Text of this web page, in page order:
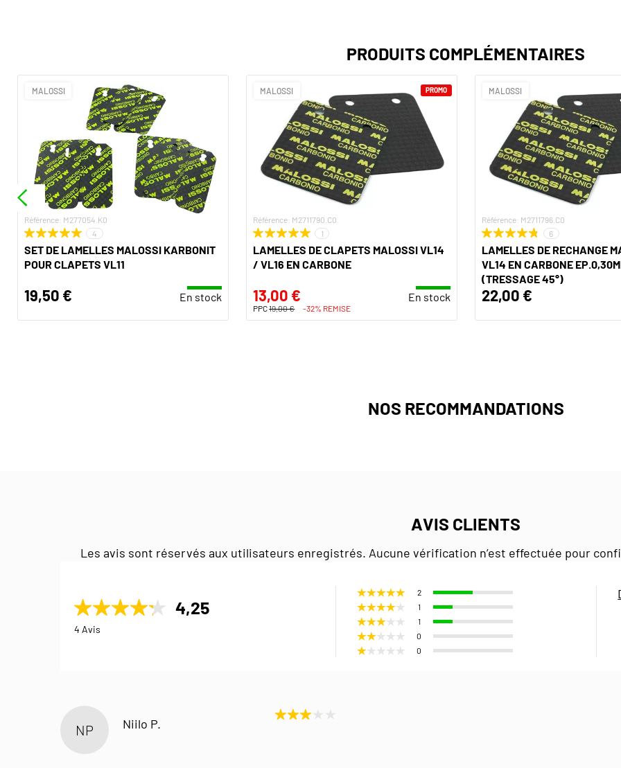
PRODUITS COMPLÉMENTAIRES
MALOSSI
Référence: M277054.K0
4
SET DE LAMELLES MALOSSI KARBONIT
POUR CLAPETS VL11
19,50 € En stock
MALOSSI
Référence: M2711790.C0
1
LAMELLES DE CLAPETS MALOSSI VL14
/ VL16 EN CARBONE
13,00 € En stock
PPC19,00 € -32% REMISE
PROMO MALOSSI
Référence: M2711796.C0
6
LAMELLES DE RECHANGE
VL14 EN CARBONE
(TRESSAGE 45°)
22,00 €
NOS RECOMMANDATIONS
AVIS CLIENTS
Les avis sont réservés aux utilisateurs enregistrés. Aucune vérification n’est effectuée pour
4,25
4 Avis
2
1
1
0
0
NP Niilo P.